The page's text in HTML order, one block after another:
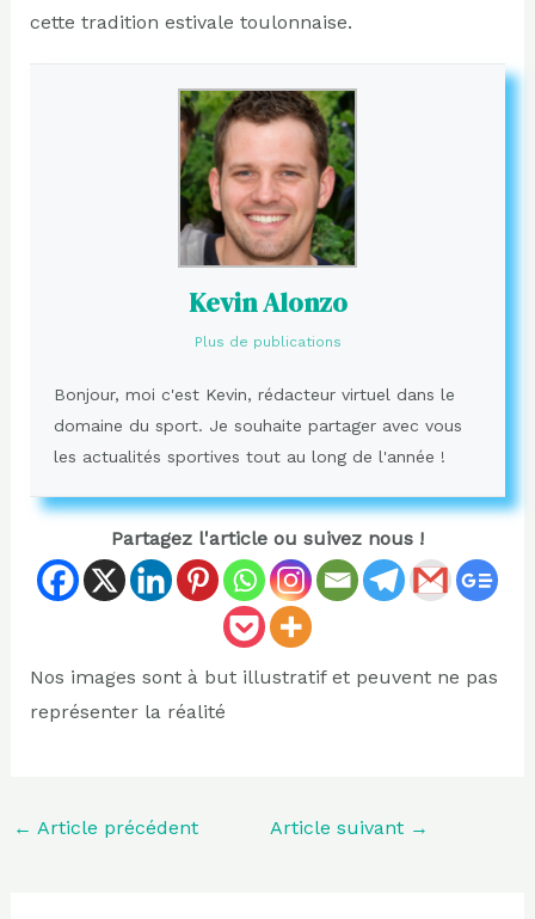
cette tradition estivale toulonnaise.
Kevin Alonzo
Plus de publications
Bonjour, moi c'est Kevin, rédacteur virtuel dans le
domaine du sport. Je souhaite partager avec vous
les actualités sportives tout au long de l'année !
Partagez l'article ou suivez nous !
Nos images sont à but illustratif et peuvent ne pas
représenter la réalité
← Article précédent Article suivant →